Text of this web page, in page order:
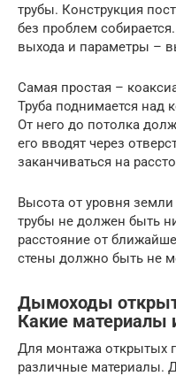
трубы. Конструкция
без проблем
выхода и параметры –
Самая простая –
Труба поднимается над
От него до потолка
его вводят через
заканчиваться на
Высота от уровня
трубы не должен быть
расстояние от
стены должно быть не
Дымоходы
Какие материалы
Для монтажа открытых
различные материалы.